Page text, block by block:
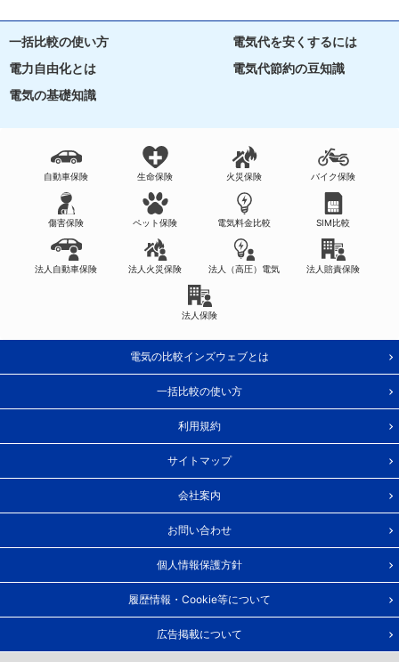
一括比較の使い方
電気代を安くするには
電力自由化とは
電気代節約の豆知識
電気の基礎知識
自動車保険 生命保険 火災保険 バイク保険
傷害保険 ペット保険 電気料金比較 SIM比較
法人自動車保険 法人火災保険 法人（高圧）電気 法人賠責保険
法人保険
電気の比較インズウェブとは
一括比較の使い方
利用規約
サイトマップ
会社案内
お問い合わせ
個人情報保護方針
履歴情報・Cookie等について
広告掲載について